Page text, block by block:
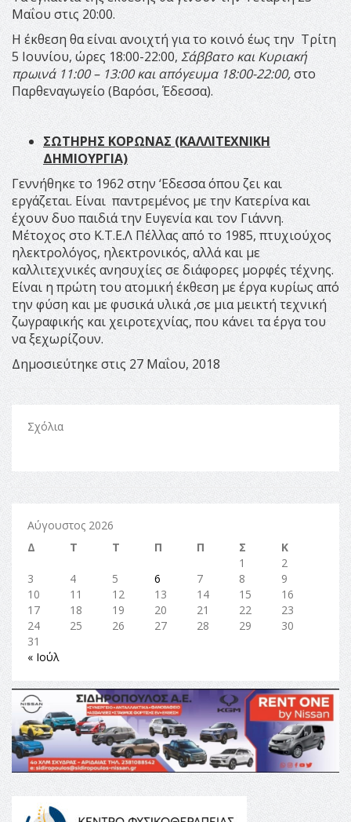
Μαΐου στις 20:00.
Η έκθεση θα είναι ανοιχτή για το κοινό έως την Τρίτη
5 Ιουνίου, ώρες 18:00-22:00,Σάββατο και Κυριακή
πρωινά 11:00 – 13:00 και απόγευμα 18:00-22:00,στο
Παρθεναγωγείο (Βαρόσι, Έδεσσα).
ΣΩΤΗΡΗΣ ΚΟΡΩΝΑΣ (ΚΑΛΛΙΤΕΧΝΙΚΗ
ΔΗΜΙΟΥΡΓΙΑ)
Γεννήθηκε το 1962 στην ‘Εδεσσα όπου ζει και
εργάζεται. Είναι παντρεμένος με την Κατερίνα και
έχουν δυο παιδιά την Ευγενία και τον Γιάννη.
Μέτοχος στο Κ.Τ.Ε.Λ Πέλλας από το 1985, πτυχιούχος
ηλεκτρολόγος, ηλεκτρονικός, αλλά και με
καλλιτεχνικές ανησυχίες σε διάφορες μορφές τέχνης.
Είναι η πρώτη του ατομική έκθεση με έργα κυρίως από
την φύση και με φυσικά υλικά ,σε μια μεικτή τεχνική
ζωγραφικής και χειροτεχνίας, που κάνει τα έργα του
να ξεχωρίζουν.
Δημοσιεύτηκε στις 27 Μαΐου, 2018
Σχόλια
Αύγουστος 2026
Δ
Τ Τ Π Π Σ
Κ
1
2
3
4 5 6 7 8
9
10
11 12 13 14 15
16
17
18 19 20 21 22
23
24
25 26 27 28 29
30
31
« Ιούλ